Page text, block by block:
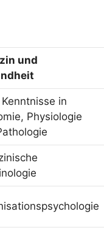
und
in
Physiologie